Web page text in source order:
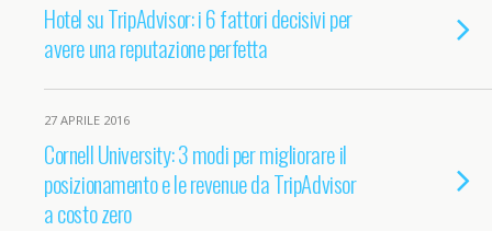
Hotel su TripAdvisor: i 6 fattori decisivi per
avere una reputazione perfetta
27 APRILE 2016
Cornell University: 3 modi per migliorare il
posizionamento e le revenue da TripAdvisor
a costo zero